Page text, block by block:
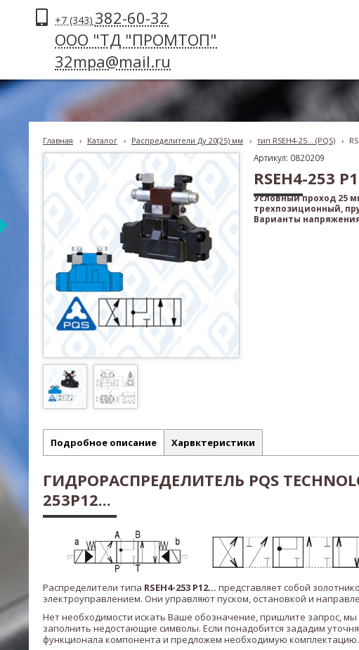
+7 (343) 382-60-32
ООО "ТД "ПРОМТОП"
32mpa@mail.ru
Главная › Каталог › Распределители Ду 20(25) мм › тип RSEH4-25... (PQS) ›
Артикул: 0820209
RSEH4-253
Условный проход 25
трехпозиционный,
Варианты напряжения:
Подробное описание Харвктеристики
ГИДРОРАСПРЕДЕЛИТЕЛЬ PQS
253P12...
Распределители типа RSEH4-253 P12... представляет собой
электроуправлением. Они управляют пуском, остановкой и
Нет необходимости искать Ваше обозначение, пришлите запрос,
заполнить недостающие символы. Если понадобится зададим
функционала компонента и предложем необходимую комплектацию.